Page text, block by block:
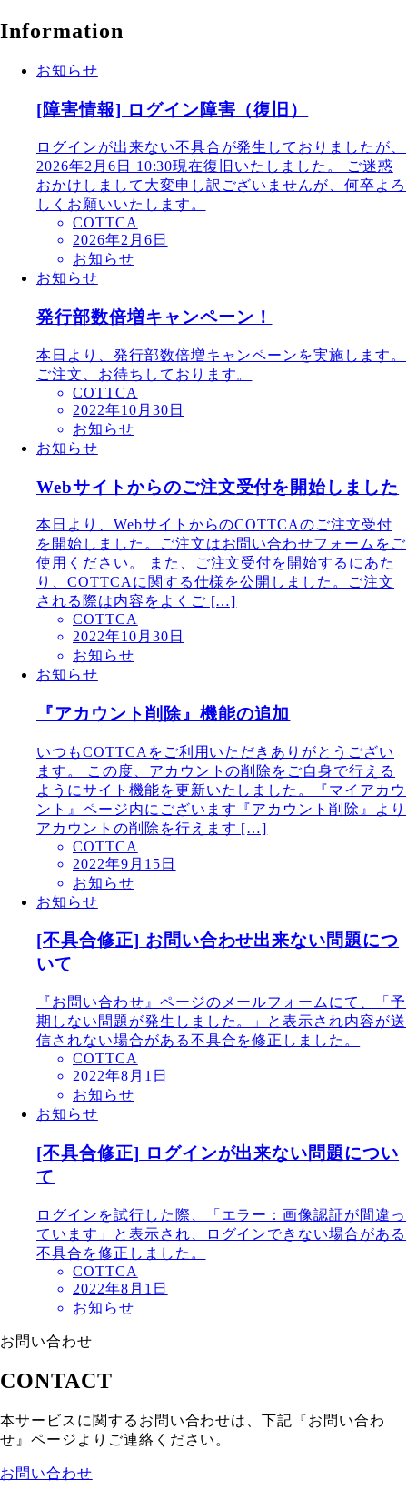
Information
お知らせ
[障害情報] ログイン障害（復旧）
ログインが出来ない不具合が発生しておりましたが、
2026年2月6日 10:30現在復旧いたしました。 ご迷惑
おかけしまして大変申し訳ございませんが、何卒よろ
しくお願いいたします。
COTTCA
2026年2月6日
お知らせ
お知らせ
発行部数倍増キャンペーン！
本日より、発行部数倍増キャンペーンを実施します。
ご注文、お待ちしております。
COTTCA
2022年10月30日
お知らせ
お知らせ
Webサイトからのご注文受付を開始しました
本日より、WebサイトからのCOTTCAのご注文受付
を開始しました。ご注文はお問い合わせフォームをご
使用ください。 また、ご注文受付を開始するにあた
り、COTTCAに関する仕様を公開しました。ご注文
される際は内容をよくご […]
COTTCA
2022年10月30日
お知らせ
お知らせ
『アカウント削除』機能の追加
いつもCOTTCAをご利用いただきありがとうござい
ます。 この度、アカウントの削除をご自身で行える
ようにサイト機能を更新いたしました。『マイアカウ
ント』ページ内にございます『アカウント削除』より
アカウントの削除を行えます […]
COTTCA
2022年9月15日
お知らせ
お知らせ
[不具合修正] お問い合わせ出来ない問題につ
いて
『お問い合わせ』ページのメールフォームにて、「予
期しない問題が発生しました。」と表示され内容が送
信されない場合がある不具合を修正しました。
COTTCA
2022年8月1日
お知らせ
お知らせ
[不具合修正] ログインが出来ない問題につい
て
ログインを試行した際、「エラー：画像認証が間違っ
ています」と表示され、ログインできない場合がある
不具合を修正しました。
COTTCA
2022年8月1日
お知らせ
お問い合わせ
CONTACT
本サービスに関するお問い合わせは、下記『お問い合わ
せ』ページよりご連絡ください。
お問い合わせ